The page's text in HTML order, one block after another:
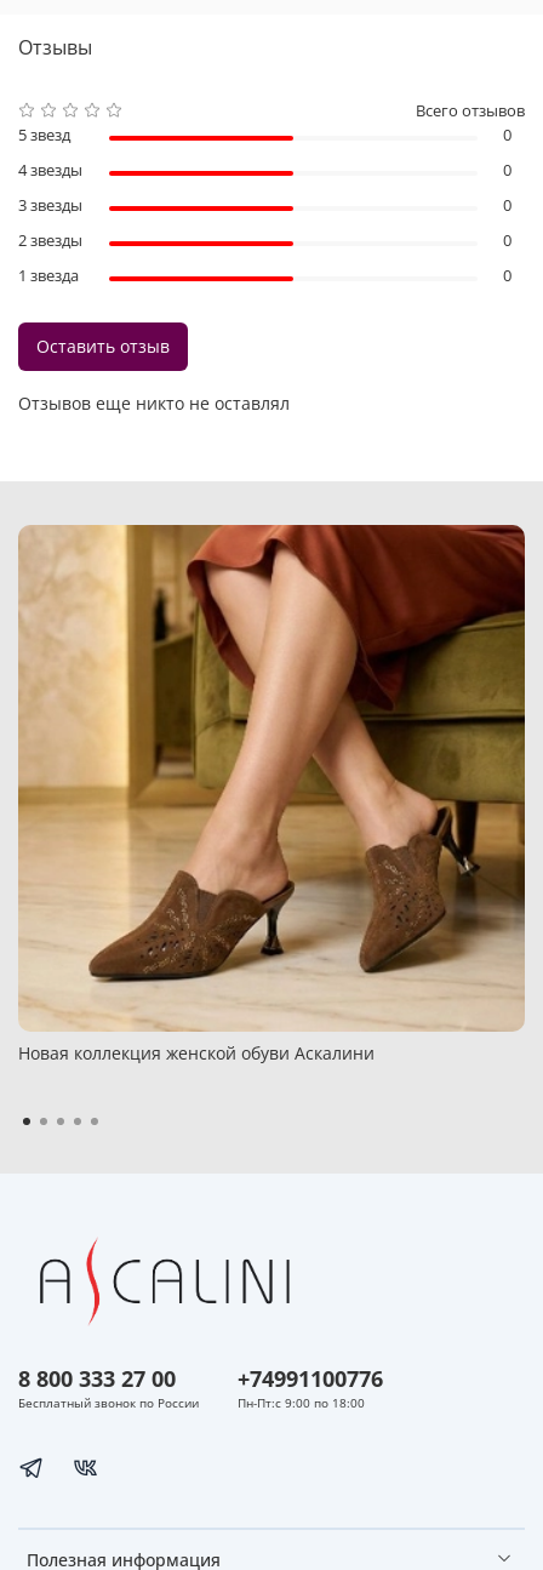
Отзывы
Отзывов еще никто не оставлял
Всего отзывов
5 звезд
0
4 звезды
0
3 звезды
0
2 звезды
0
1 звезда
0
Оставить отзыв
Новая коллекция женской обуви Аскалини
Полезная информация
8 800 333 27 00
Бесплатный звонок по России
+74991100776
Пн-Пт:с 9:00 по 18:00